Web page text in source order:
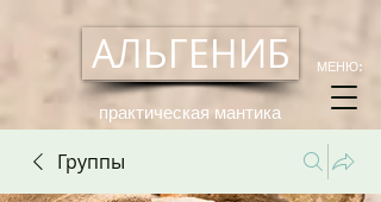
АЛЬГЕНИБ
практическая мантика
МЕНЮ:
Группы